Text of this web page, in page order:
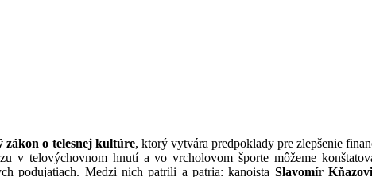
zákon o telesnej kultúre, ktorý vytvára predpoklady pre zlepšenie
v telovýchovnom hnutí a vo vrcholovom športe môžeme
podujatiach. Medzi nich patrili a patria: kanoista Slavomír